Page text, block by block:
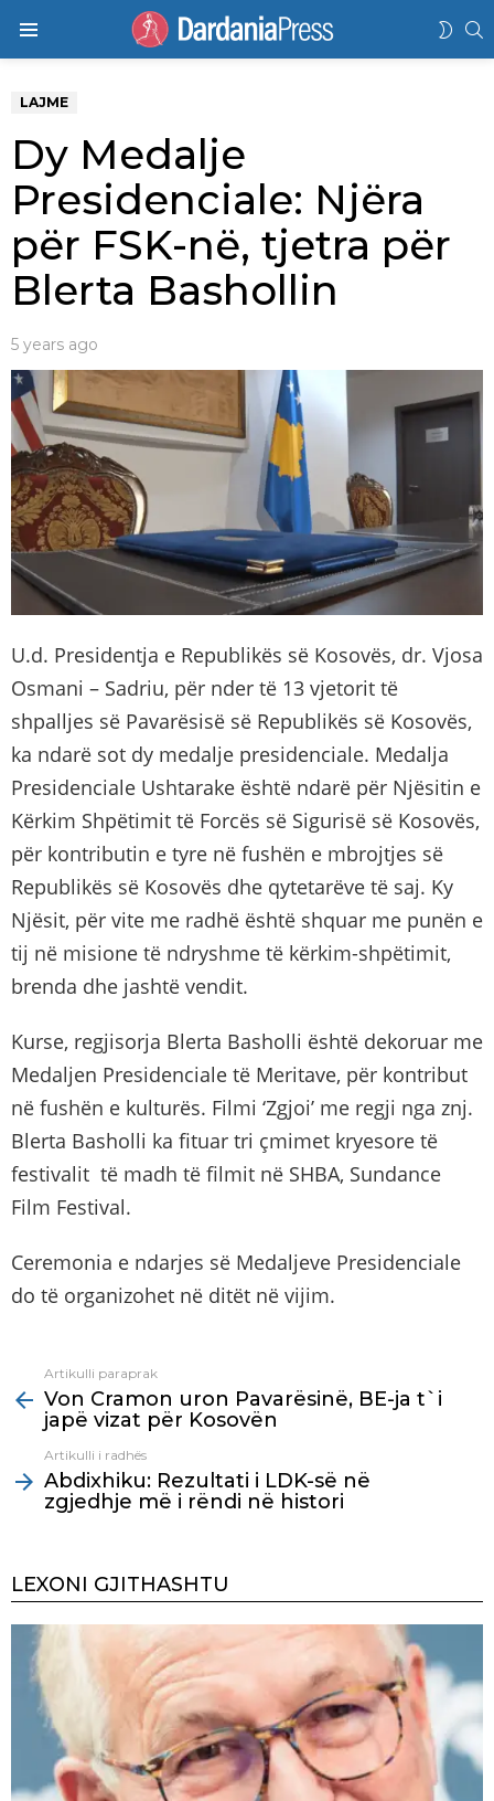
LAJME
Dy Medalje
Presidenciale: Njëra
për FSK-në, tjetra për
Blerta Bashollin
5 years ago
U.d. Presidentja e Republikës së Kosovës, dr. Vjosa
Osmani – Sadriu, për nder të 13 vjetorit të
shpalljes së Pavarësisë së Republikës së Kosovës,
ka ndarë sot dy medalje presidenciale. Medalja
Presidenciale Ushtarake është ndarë për Njësitin e
Kërkim Shpëtimit të Forcës së Sigurisë së Kosovës,
për kontributin e tyre në fushën e mbrojtjes së
Republikës së Kosovës dhe qytetarëve të saj. Ky
Njësit, për vite me radhë është shquar me punën e
tij në misione të ndryshme të kërkim-shpëtimit,
brenda dhe jashtë vendit.
Kurse, regjisorja Blerta Basholli është dekoruar me
Medaljen Presidenciale të Meritave, për kontribut
në fushën e kulturës. Filmi ‘Zgjoi’ me regji nga znj.
Blerta Basholli ka fituar tri çmimet kryesore të
festivalit të madh të filmit në SHBA, Sundance
Film Festival.
Ceremonia e ndarjes së Medaljeve Presidenciale
do të organizohet në ditët në vijim.
more
Artikulli paraprak
Von Cramon uron Pavarësinë, BE-ja t`i
japë vizat për Kosovën
Artikulli i radhës
Abdixhiku: Rezultati i LDK-së në
zgjedhje më i rëndi në histori
LEXONI GJITHASHTU